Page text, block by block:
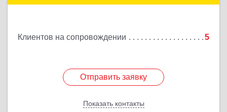
Клиентов на сопровождении 5
Отправить заявку
Показать контакты
Отправить заявку
Назад